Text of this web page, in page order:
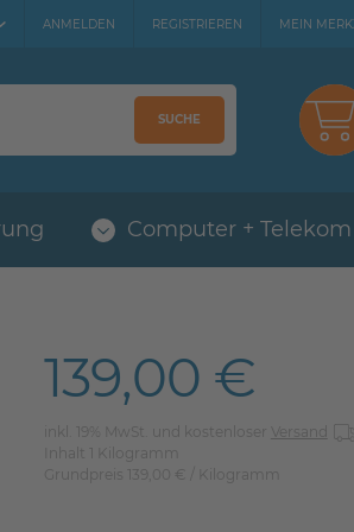
ANMELDEN REGISTRIEREN MEIN
SUCHE
Computer + Telekom
139,00 €
inkl. 19% MwSt. und kostenloser
Versand
Inhalt 1
Kilogramm
139,00 € / Kilogramm